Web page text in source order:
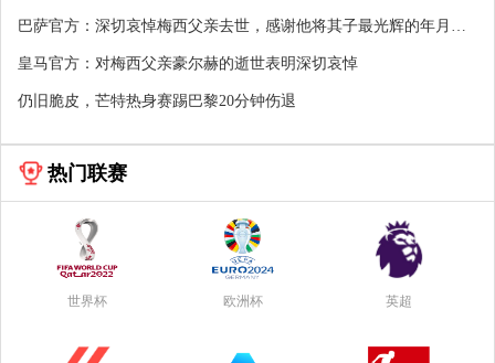
巴萨官方：深切哀悼梅西父亲去世，感谢他将其子最光辉的年月托
皇马官方：对梅西父亲豪尔赫的逝世表明深切哀悼
仍旧脆皮，芒特热身赛踢巴黎20分钟伤退
热门联赛
世界杯 欧洲杯 英超